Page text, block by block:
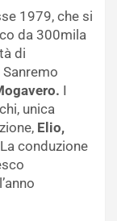
1979, che si
da 300mila
di
I
unica
Elio,
La conduzione